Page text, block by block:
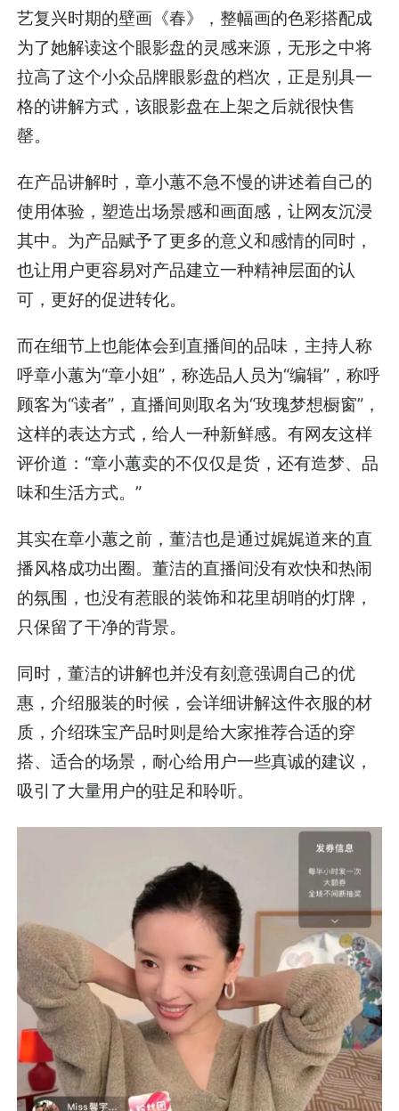
艺复兴时期的壁画《春》，整幅画的色彩搭配成
为了她解读这个眼影盘的灵感来源，无形之中将
拉高了这个小众品牌眼影盘的档次，正是别具一
格的讲解方式，该眼影盘在上架之后就很快售
罄。
在产品讲解时，章小蕙不急不慢的讲述着自己的
使用体验，塑造出场景感和画面感，让网友沉浸
其中。为产品赋予了更多的意义和感情的同时，
也让用户更容易对产品建立一种精神层面的认
可，更好的促进转化。
而在细节上也能体会到直播间的品味，主持人称
呼章小蕙为“章小姐”，称选品人员为“编辑”，称呼
顾客为“读者”，直播间则取名为“玫瑰梦想橱窗”，
这样的表达方式，给人一种新鲜感。有网友这样
评价道：“章小蕙卖的不仅仅是货，还有造梦、品
味和生活方式。”
其实在章小蕙之前，董洁也是通过娓娓道来的直
播风格成功出圈。董洁的直播间没有欢快和热闹
的氛围，也没有惹眼的装饰和花里胡哨的灯牌，
只保留了干净的背景。
同时，董洁的讲解也并没有刻意强调自己的优
惠，介绍服装的时候，会详细讲解这件衣服的材
质，介绍珠宝产品时则是给大家推荐合适的穿
搭、适合的场景，耐心给用户一些真诚的建议，
吸引了大量用户的驻足和聆听。